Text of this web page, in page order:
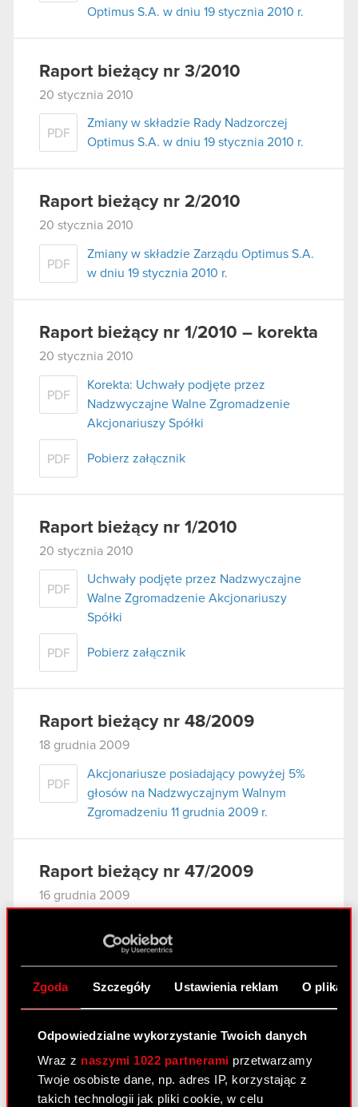
Zgoda Szczegóły Ustawienia reklam O
Odpowiedzialne wykorzystanie Twoich danych
Wraz z naszymi 1022 partnerami przetwarzamy
Twoje osobiste dane, np. adres IP, korzystając z
takich technologii jak pliki cookie, w celu
Optimus S.A. w dniu 19 stycznia 2010 r.
Raport bieżący nr 3/2010
20 stycznia 2010
PDF
Zmiany w składzie Rady Nadzorczej
Optimus S.A. w dniu 19 stycznia 2010 r.
Raport bieżący nr 2/2010
20 stycznia 2010
PDF
Zmiany w składzie Zarządu Optimus S.A.
w dniu 19 stycznia 2010 r.
Raport bieżący nr 1/2010 – korekta
20 stycznia 2010
PDF
Korekta: Uchwały podjęte przez
Nadzwyczajne Walne Zgromadzenie
Akcjonariuszy Spółki
PDF Pobierz załącznik
Raport bieżący nr 1/2010
20 stycznia 2010
PDF
Uchwały podjęte przez Nadzwyczajne
Walne Zgromadzenie Akcjonariuszy
Spółki
PDF Pobierz załącznik
Raport bieżący nr 48/2009
18 grudnia 2009
PDF
Akcjonariusze posiadający powyżej 5%
głosów na Nadzwyczajnym Walnym
Zgromadzeniu 11 grudnia 2009 r.
Raport bieżący nr 47/2009
16 grudnia 2009
Informacja udzielona akcjonariuszowi.
PDF
OGŁOSZENIE ZARZĄDU OPTIMUS
SPÓŁKA AKCYJNA O ZWOŁANIU
NADZWYCZAJNEGO WALNEGO